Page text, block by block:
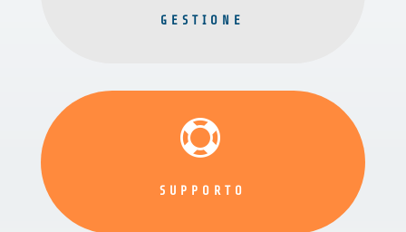
GESTIONE

SUPPORTO